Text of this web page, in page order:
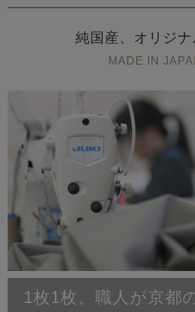
純国産、オリジナ
MADE IN
1枚1枚、職人が京都